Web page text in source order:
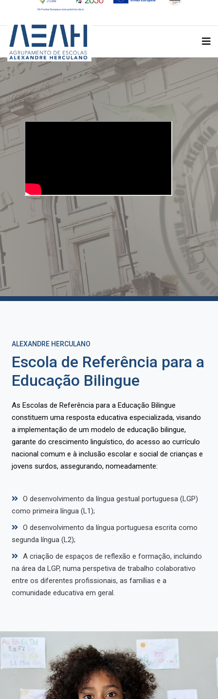
ALEXANDRE HERCULANO
Escola de Referência para a
Educação Bilingue
As Escolas de Referência para a Educação Bilingue
constituem uma resposta educativa especializada, visando
a implementação de um modelo de educação bilingue,
garante do crescimento linguístico, do acesso ao currículo
nacional comum e à inclusão escolar e social de crianças e
jovens surdos, assegurando, nomeadamente:
O desenvolvimento da língua gestual portuguesa (LGP)
como primeira língua (L1);
O desenvolvimento da língua portuguesa escrita como
segunda língua (L2);
A criação de espaços de reflexão e formação, incluindo
na área da LGP, numa perspetiva de trabalho colaborativo
entre os diferentes profissionais, as famílias e a
comunidade educativa em geral.